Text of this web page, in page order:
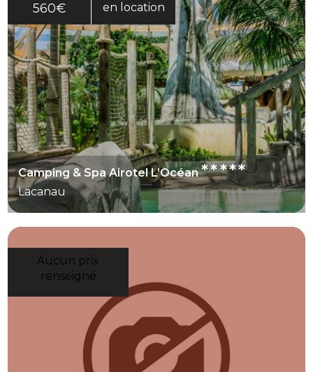
espaces de détente. Vous pouvez donc profiter
d’un cadre naturel sans renoncer aux services
pratiques d’un camping 4 étoiles. Cette
combinaison en fait une adresse adaptée aux
séjours familiaux en Gironde.
560€ en location
Camping & Spa Airotel L’Océan*****
Lacanau
Aucun prix
renseigné